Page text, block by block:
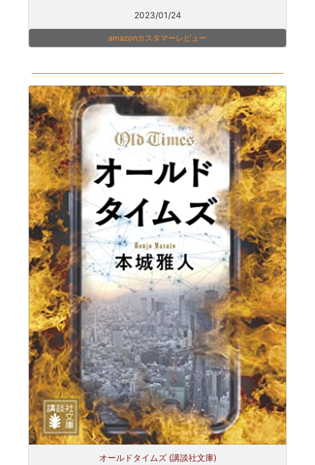
2023/01/24
amazonカスタマーレビュー
オールドタイムズ (講談社文庫)